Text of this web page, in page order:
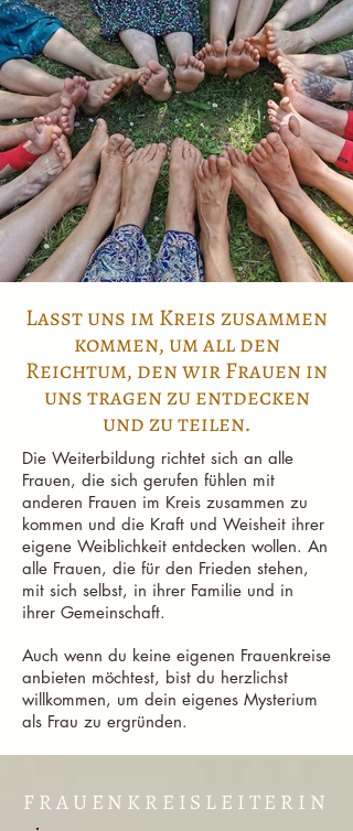
Lasst uns im Kreis zusammen
kommen, um all den
Reichtum, den wir Frauen in
uns tragen zu entdecken
und zu teilen.
Die Weiterbildung richtet sich an alle
Frauen, die sich gerufen fühlen mit
anderen Frauen im Kreis zusammen zu
kommen und die Kraft und Weisheit ihrer
eigene Weiblichkeit entdecken wollen. An
alle Frauen, die für den Frieden stehen,
mit sich selbst, in ihrer Familie und in
ihrer Gemeinschaft.
Auch wenn du keine eigenen Frauenkreise
anbieten möchtest, bist du herzlichst
willkommen, um dein eigenes Mysterium
als Frau zu ergründen.
FRAUENKREISLEITERIN